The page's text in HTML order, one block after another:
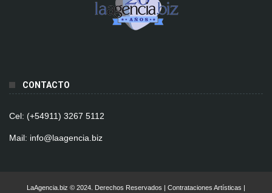
CONTACTO
Cel: (+54911) 3267 5112
Mail: info@laagencia.biz
LaAgencia.biz © 2024. Derechos Reservados | Contrataciones Artísticas |